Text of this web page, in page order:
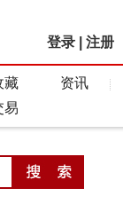
登录 注册
藏
资讯
易